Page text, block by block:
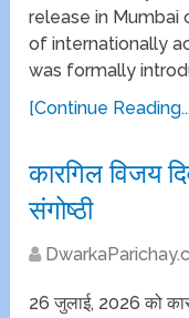
release in Mumbai
of internationally
was formally
[Continue
कारगिल विजय
संगोष्ठी
26 जुलाई, 2026 को